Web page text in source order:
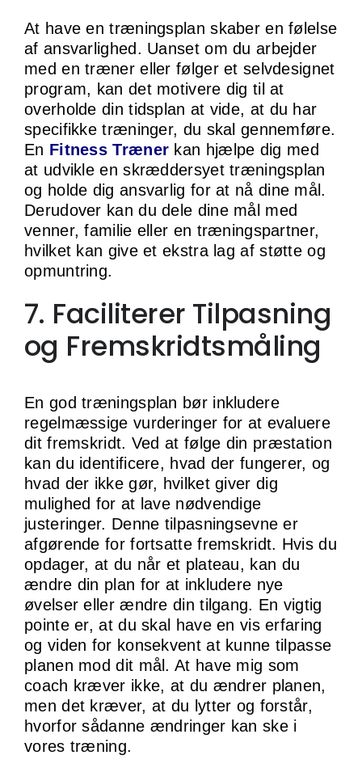
At have en træningsplan skaber en følelse
af ansvarlighed. Uanset om du arbejder
med en træner eller følger et selvdesignet
program, kan det motivere dig til at
overholde din tidsplan at vide, at du har
specifikke træninger, du skal gennemføre.
En Fitness Træner kan hjælpe dig med
at udvikle en skræddersyet træningsplan
og holde dig ansvarlig for at nå dine mål.
Derudover kan du dele dine mål med
venner, familie eller en træningspartner,
hvilket kan give et ekstra lag af støtte og
opmuntring.
7. Faciliterer Tilpasning
og Fremskridtsmåling
En god træningsplan bør inkludere
regelmæssige vurderinger for at evaluere
dit fremskridt. Ved at følge din præstation
kan du identificere, hvad der fungerer, og
hvad der ikke gør, hvilket giver dig
mulighed for at lave nødvendige
justeringer. Denne tilpasningsevne er
afgørende for fortsatte fremskridt. Hvis du
opdager, at du når et plateau, kan du
ændre din plan for at inkludere nye
øvelser eller ændre din tilgang. En vigtig
pointe er, at du skal have en vis erfaring
og viden for konsekvent at kunne tilpasse
planen mod dit mål. At have mig som
coach kræver ikke, at du ændrer planen,
men det kræver, at du lytter og forstår,
hvorfor sådanne ændringer kan ske i
vores træning.